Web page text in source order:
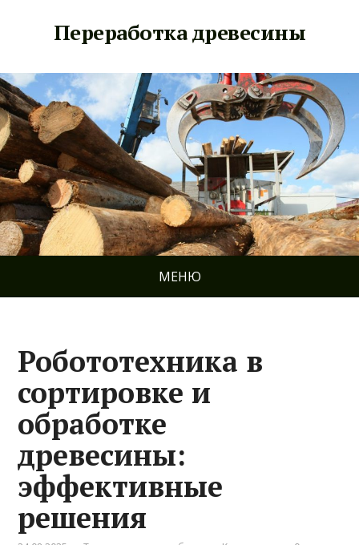
Переработка древесины
МЕНЮ
Робототехника в
сортировке и
обработке
древесины:
эффективные
решения